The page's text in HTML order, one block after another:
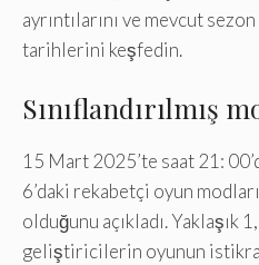
ayrıntılarını ve mevcut
tarihlerini keşfedin.
Sınıflandırılmış
15 Mart 2025’te saat 21:
6’daki rekabetçi oyun
olduğunu açıkladı. Yaklaşık
geliştiricilerin oyunun